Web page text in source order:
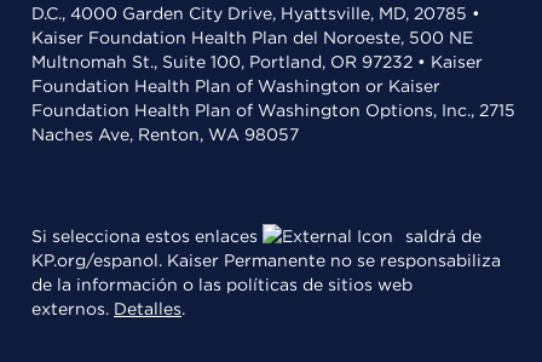
D.C., 4000 Garden City Drive, Hyattsville, MD, 20785 •
Kaiser Foundation Health Plan del Noroeste, 500 NE
Multnomah St., Suite 100, Portland, OR 97232 • Kaiser
Foundation Health Plan of Washington or Kaiser
Foundation Health Plan of Washington Options, Inc., 2715
Naches Ave, Renton, WA 98057
Si selecciona estos enlaces
saldrá de
KP.org/espanol. Kaiser Permanente no se responsabiliza
de la información o las políticas de sitios web
externos. Detalles.